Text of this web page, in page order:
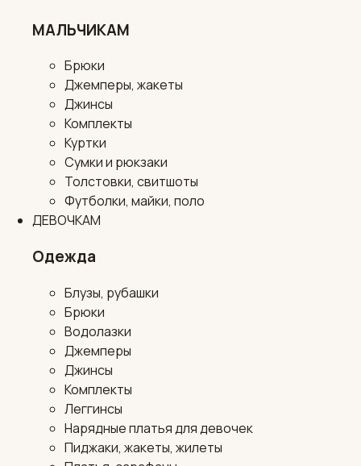
МАЛЬЧИКАМ
Брюки
Джемперы, жакеты
Джинсы
Комплекты
Куртки
Сумки и рюкзаки
Толстовки, свитшоты
Футболки, майки, поло
ДЕВОЧКАМ
Одежда
Блузы, рубашки
Брюки
Водолазки
Джемперы
Джинсы
Комплекты
Леггинсы
Нарядные платья для девочек
Пиджаки, жакеты, жилеты